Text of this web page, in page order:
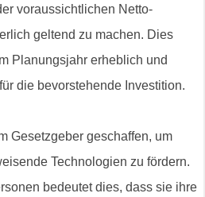
voraussichtlichen Netto-
geltend zu machen. Dies
Planungsjahr erheblich und
die bevorstehende Investition.
Gesetzgeber geschaffen, um
Technologien zu fördern.
bedeutet dies, dass sie ihre